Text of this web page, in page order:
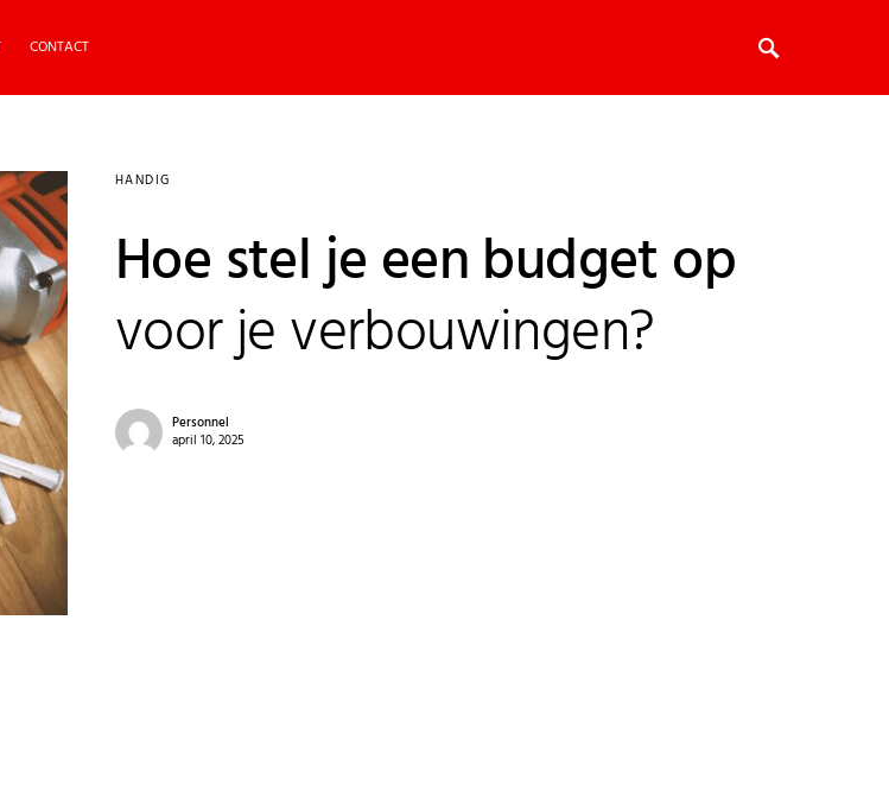
CONTACT
HANDIG
Hoe stel je een budget op
voor je verbouwingen?
Personnel
april 10, 2025